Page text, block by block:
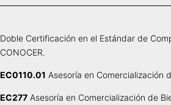
Doble Certificación en el Estándar de
CONOCER.
EC0110.01 Asesoría en Comercialización
EC277 Asesoría en Comercialización de